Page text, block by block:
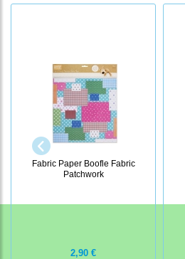
Fabric Paper Boofle Fabric
Patchwork
2,90 €